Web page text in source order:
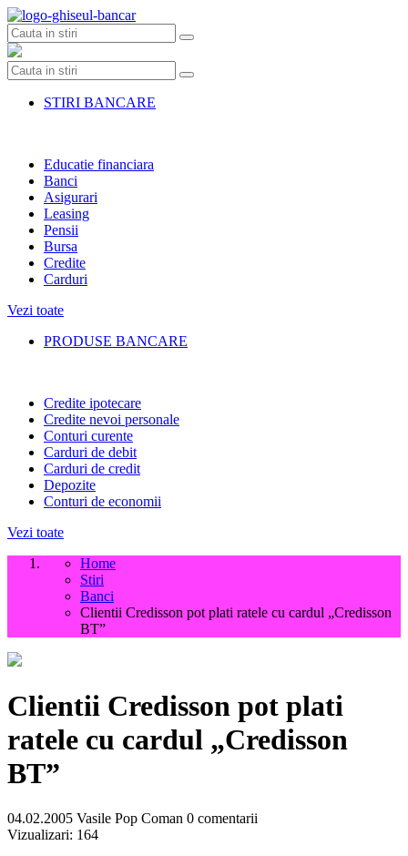
Skip
to
content
STIRI BANCARE
Educatie financiara
Banci
Asigurari
Leasing
Pensii
Bursa
Credite
Carduri
Vezi toate
PRODUSE BANCARE
Credite ipotecare
Credite nevoi personale
Conturi curente
Carduri de debit
Carduri de credit
Depozite
Conturi de economii
Vezi toate
Home
Stiri
Banci
Clientii Credisson pot plati ratele cu cardul „Credisson
BT”
Clientii Credisson pot plati
ratele cu cardul „Credisson
BT”
04.02.2005 Vasile Pop Coman 0 comentarii
Vizualizari: 164